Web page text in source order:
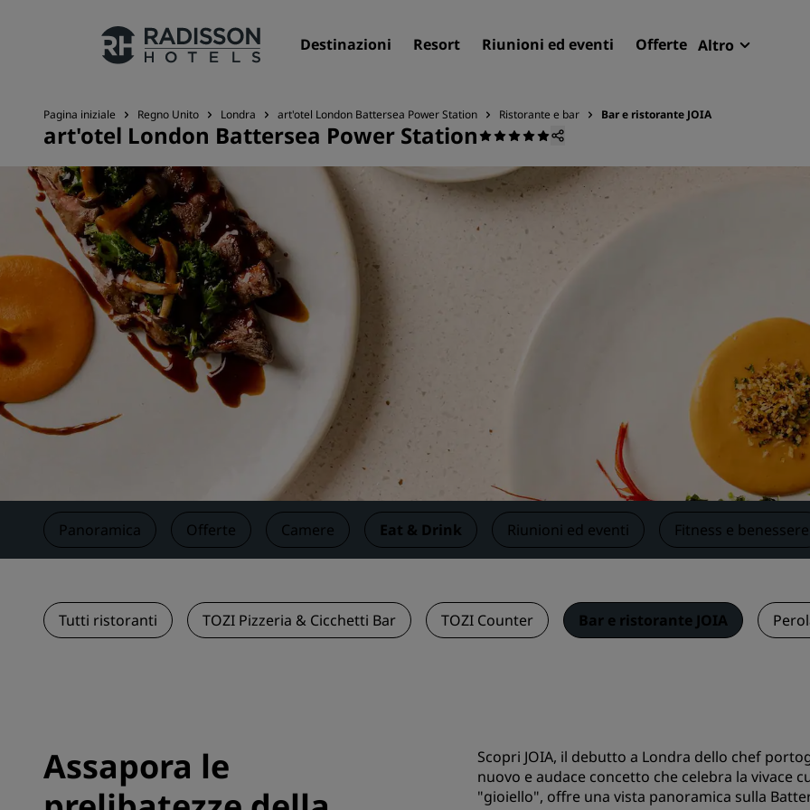
Destinazioni Resort Riunioni ed eventi Offerte Altro
I nostri Marchi
Marchi Radisson Hotels
Resort
Meeting ed eventi
Scopri Radisson Meetings
Prenota uno spazio per
Richiedi un preventivo
Destinazioni per eventi
Soluzioni di settore
Cerca voli
Ristorazione
App Radisson Hotels
Pagina iniziale Regno Unito Londra art'otel London Battersea Power Station Ristorante e bar Bar e ristorante JOIA
art'otel London Battersea Power Station
Panoramica Offerte Camere Eat & Drink Riunioni ed eventi Fitness e benessere
Tutti ristoranti TOZI Pizzeria & Cicchetti Bar TOZI Counter Bar e ristorante JOIA
Assapora le
Scopri JOIA, il debutto a Londra dello chef
nuovo e audace concetto che celebra la vivace
"gioiello", offre una vista panoramica sulla